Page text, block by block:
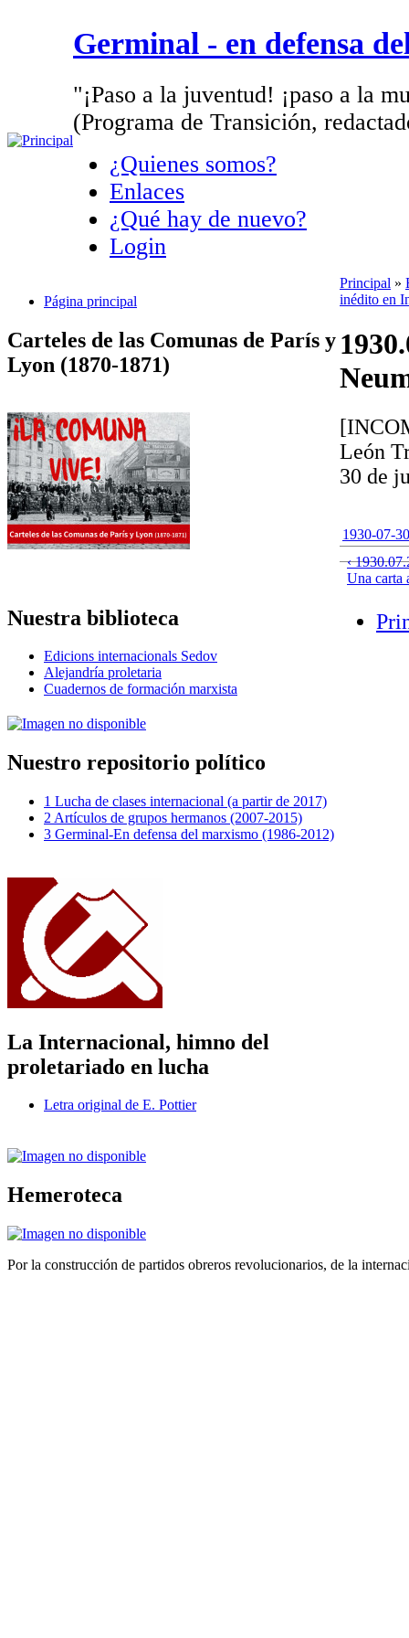
Germinal - en defensa
"¡Paso a la juventud! ¡paso a la
(Programa de Transición,
¿Quienes somos?
Enlaces
¿Qué hay de nuevo?
Login
Página principal
Carteles de las Comunas de París y
Lyon (1870-1871)
Nuestra biblioteca
Edicions internacionals Sedov
Alejandría proletaria
Cuadernos de formación marxista
Nuestro repositorio político
1 Lucha de clases internacional (a partir de 2017)
2 Artículos de grupos hermanos (2007-2015)
3 Germinal-En defensa del marxismo (1986-2012)
La Internacional, himno del
proletariado en lucha
Letra original de E. Pottier
Hemeroteca
Principal »
inédito en
León
30 de
1930-07-
‹
Una carta
Por la construcción de partidos obreros revolucionarios, de la